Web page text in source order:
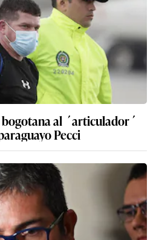
bogotana al ´articulador´
Pecci